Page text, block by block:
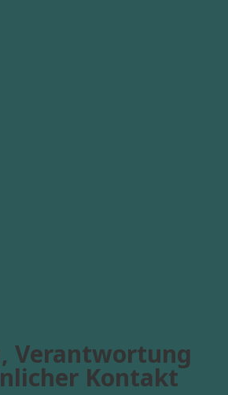
Verantwortung
Kontakt